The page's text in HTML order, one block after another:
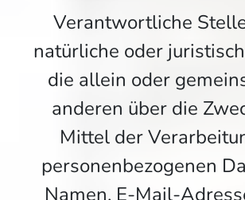
Verantwortliche
natürliche oder
die allein oder
anderen über die
Mittel der
personenbezogenen
Namen, E-Mail-